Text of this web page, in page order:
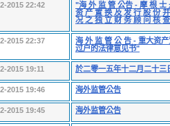
2015 22:42
"海 外 监 管 公告 - 摩 根 士
资 产 置 换 及 发 行 股 份
况 之 独 立 财 务 顾 问 核
2015 22:37
海 外 监 管 公 告 - 重大资
过户的法律意见书"
2015 19:11 於二零一五年十二月二十三
2015 19:46 海外监管公告
2015 19:45 海外监管公告